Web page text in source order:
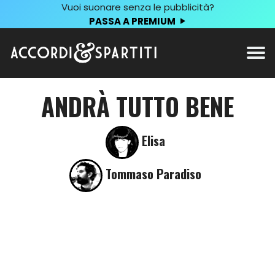
Vuoi suonare senza le pubblicità?
PASSA A PREMIUM
ANDRÀ TUTTO BENE
Elisa
Tommaso Paradiso